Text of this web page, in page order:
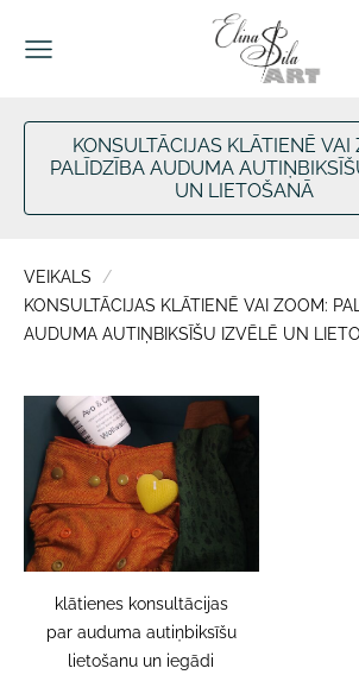
KONSULTĀCIJAS KLĀTIENĒ VAI
PALĪDZĪBA AUDUMA
UN LIETOŠANĀ
VEIKALS
KONSULTĀCIJAS KLĀTIENĒ VAI ZOOM:
AUDUMA AUTIŅBIKSĪŠU IZVĒLĒ UN
klātienes konsultācijas
par auduma autiņbiksīšu
lietošanu un iegādi